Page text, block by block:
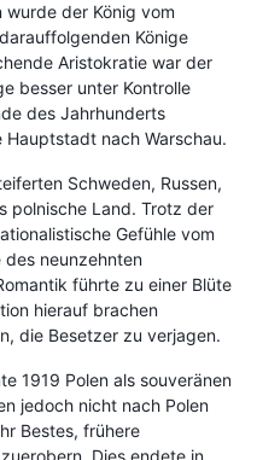
wurde der König vom
Könige
Aristokratie war der
besser unter Kontrolle
des Jahrhunderts
nach Warschau.
Schweden, Russen,
polnische Land. Trotz der
Gefühle vom
neunzehnten
führte zu einer Blüte
hierauf brachen
die Besetzer zu verjagen.
1919 Polen als souveränen
jedoch nicht nach Polen
Bestes, frühere